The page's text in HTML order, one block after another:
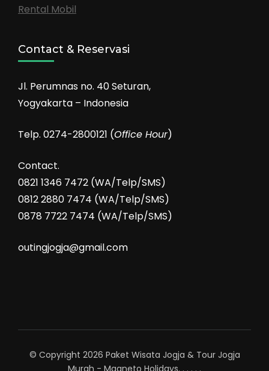
Rental Mobil
Contact & Reservasi
Jl. Perumnas no. 40 Seturan,
Yogyakarta – Indonesia
Telp. 0274-2800121 (Office Hour)
Contact.
0821 1346 7472 (WA/Telp/SMS)
0812 2880 7474 (WA/Telp/SMS)
0878 7722 7474 (WA/Telp/SMS)
outingjogja@gmail.com
© Copyright 2026 Paket Wisata Jogja & Tour Jogja
Murah - Magneto Holidays. . . . . .